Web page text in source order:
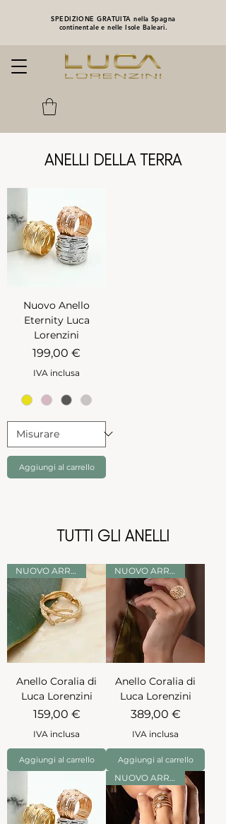
SPEDIZIONE GRATUITA nella Spagna
continentale e nelle Isole Baleari.
ANELLI DELLA TERRA
Nuovo Anello
Eternity Luca
Lorenzini
Prezzo
199,00 €
IVA inclusa
Aggiungi al carrello
TUTTI GLI ANELLI
Anello Coralia di
Luca Lorenzini
Prezzo
159,00 €
IVA inclusa
Aggiungi al carrello
Anello Coralia di
Luca Lorenzini
Prezzo
389,00 €
IVA inclusa
Aggiungi al carrello